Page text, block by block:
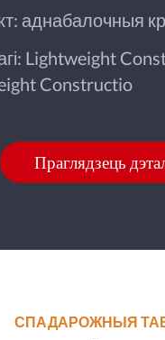
аднабалочныя
Lightweight
Constructio
Праглядзець
СПАДАРОЖНЫЯ